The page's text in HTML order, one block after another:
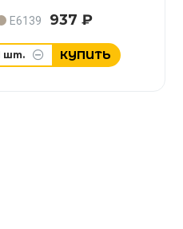
E6139 937 ₽
шт. КУПИТЬ